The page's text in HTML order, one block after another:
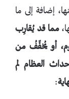
إضافة إلى ما
مما قد يُقارِب
أو يُخفِّفُ من
العظام لم
: